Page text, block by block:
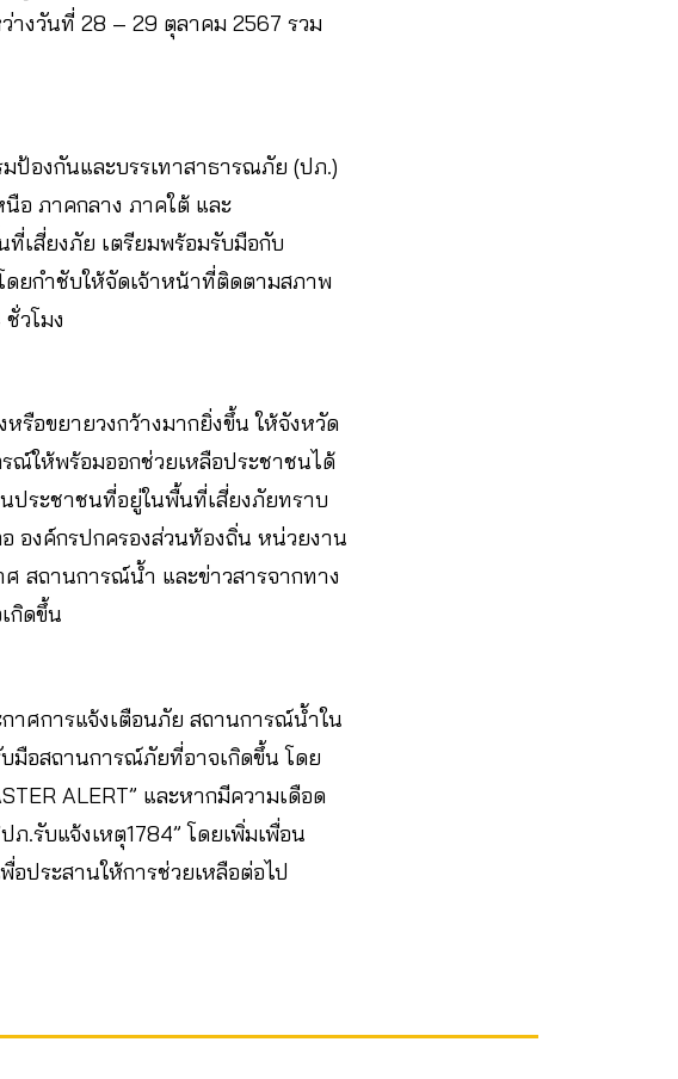
งวันที่ 28 – 29 ตุลาคม 2567 รวม
ป้องกันและบรรเทาสาธารณภัย (ปภ.)
อ ภาคกลาง ภาคใต้ และ
เสี่ยงภัย เตรียมพร้อมรับมือกับ
ยกำชับให้จัดเจ้าหน้าที่ติดตามสภาพ
วโมง
อขยายวงกว้างมากยิ่งขึ้น ให้จังหวัด
ณ์ให้พร้อมออกช่วยเหลือประชาชนได้
ประชาชนที่อยู่ในพื้นที่เสี่ยงภัยทราบ
องค์กรปกครองส่วนท้องถิ่น หน่วยงาน
สถานการณ์น้ำ และข่าวสารจากทาง
กิดขึ้น
ศการแจ้งเตือนภัย สถานการณ์น้ำใน
มือสถานการณ์ภัยที่อาจเกิดขึ้น โดย
ALERT” และหากมีความเดือด
.รับแจ้งเหตุ1784” โดยเพิ่มเพื่อน
อประสานให้การช่วยเหลือต่อไป